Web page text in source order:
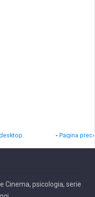
- Pagina prec›
Cinema, psicologia, serie